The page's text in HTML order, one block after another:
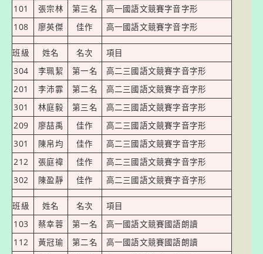
101
張宗林 第三名
高一國語文競賽字音字形
108
廖英傑 佳作 高一國語文競賽字音字形
班級 姓名 名次
項目
304
李珮絜 第一名
高二三國語文競賽字音字形
201
李沛霏 第二名
高二三國語文競賽字音字形
301
林庭毅 第三名
高二三國語文競賽字音字形
209
廖喆禹 佳作
高二三國語文競賽字音字形
301
陳帛均 佳作
高二三國語文競賽字音字形
212
張庭禕 佳作
高二三國語文競賽字音字形
302
陳盈靜 佳作 高二三國語文競賽字音字形
班級 姓名 名次
項目
103
蔡幸蓉 第一名
高一國語文競賽國語朗讀
112
黃冠瑜 第二名
高一國語文競賽國語朗讀